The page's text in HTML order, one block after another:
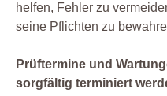
helfen, Fehler zu
seine Pflichten zu
Prüftermine und
sorgfältig terminiert